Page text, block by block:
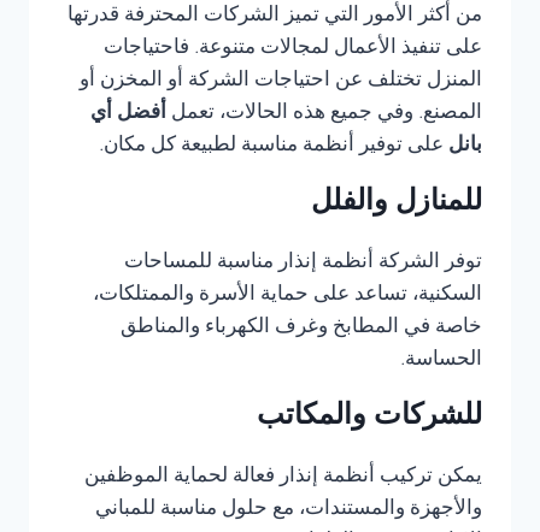
من أكثر الأمور التي تميز الشركات المحترفة قدرتها
على تنفيذ الأعمال لمجالات متنوعة. فاحتياجات
المنزل تختلف عن احتياجات الشركة أو المخزن أو
المصنع. وفي جميع هذه الحالات، تعمل أفضل أي
بانل على توفير أنظمة مناسبة لطبيعة كل مكان.
للمنازل والفلل
توفر الشركة أنظمة إنذار مناسبة للمساحات
السكنية، تساعد على حماية الأسرة والممتلكات،
خاصة في المطابخ وغرف الكهرباء والمناطق
الحساسة.
للشركات والمكاتب
يمكن تركيب أنظمة إنذار فعالة لحماية الموظفين
والأجهزة والمستندات، مع حلول مناسبة للمباني